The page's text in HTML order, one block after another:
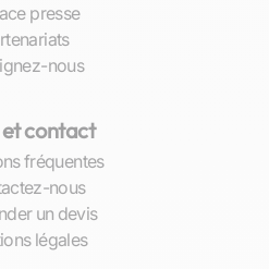
pas à exprimer vos
; cela
la méthode
efficaces vous
des cours
sereinement vers la
Chez
est de fournir un
presse
nous
contact
fréquentes
nous
un devis
légales